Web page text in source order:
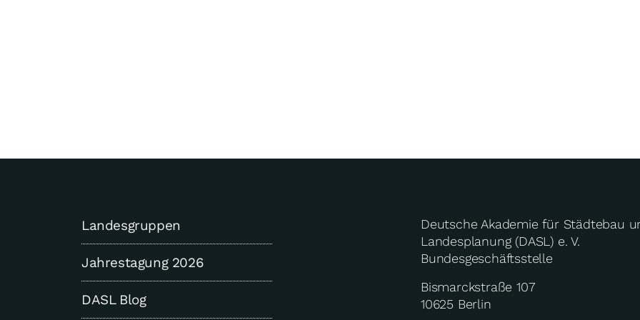
Landesgruppen
Jahrestagung 2026
DASL Blog
Deutsche Akademie für Städtebau
Landesplanung (DASL) e. V.
Bundesgeschäftsstelle
Bismarckstraße 107
10625 Berlin